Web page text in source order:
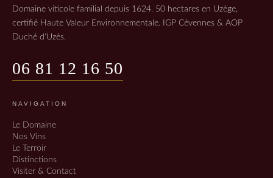
Domaine viticole familial depuis 1624. 50 hectares en Uzège,
certifié Haute Valeur Environnementale. IGP Cévennes & AOP
Duché d'Uzès.
06 81 12 16 50
NAVIGATION
Le Domaine
Nos Vins
Le Terroir
Distinctions
Visiter & Contact